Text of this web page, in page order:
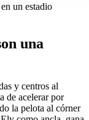
un estadio
una
y centros al
de acelerar por
la pelota al córner